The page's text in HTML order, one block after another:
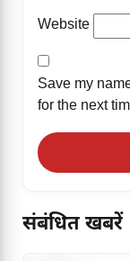
Website
Save my
for the next
संबंधित खबरें